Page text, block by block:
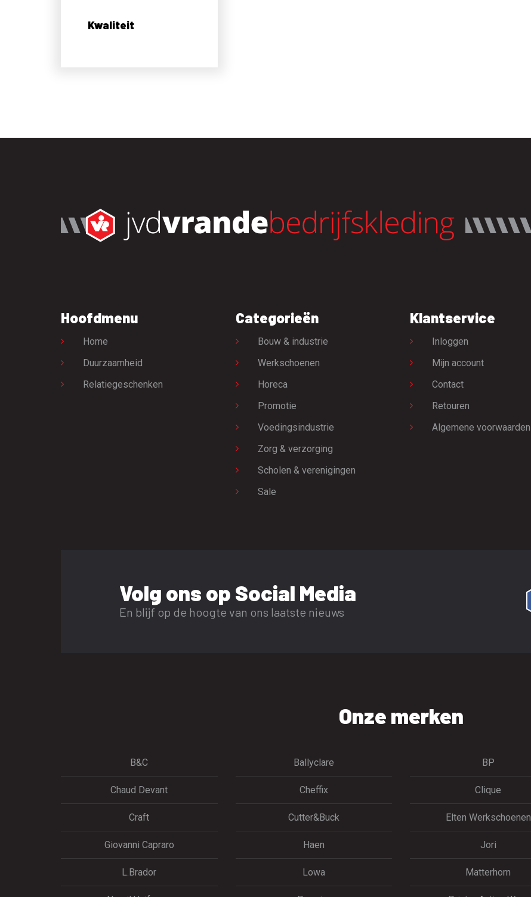
Kwaliteit
Hoofdmenu
Home
Duurzaamheid
Relatiegeschenken
Categorieën
Bouw & industrie
Werkschoenen
Horeca
Promotie
Voedingsindustrie
Zorg & verzorging
Scholen & verenigingen
Sale
Klantservice
Inloggen
Mijn account
Contact
Retouren
Algemene voorwaarden
Volg ons op Social Media
En blijf op de hoogte van ons laatste nieuws
Onze merken
B&C Ballyclare BP
Chaud Devant Cheffix Clique
Craft Cutter&Buck Elten Werkschoenen
Giovanni Capraro Haen Jori
L.Brador Lowa Matterhorn